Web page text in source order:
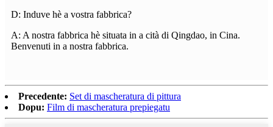
D: Induve hè a vostra fabbrica?
A: A nostra fabbrica hè situata in a cità di Qingdao, in Cina.
Benvenuti in a nostra fabbrica.
Precedente: Set di mascheratura di pittura
Dopu: Film di mascheratura prepiegatu